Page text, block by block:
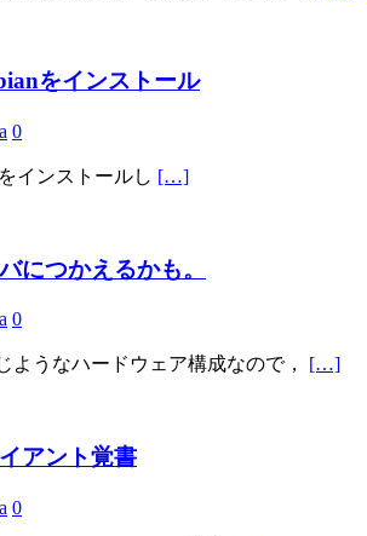
をインストール
0
インストールし […]
につかえるかも。
0
ようなハードウェア構成なので， […]
アント覚書
0